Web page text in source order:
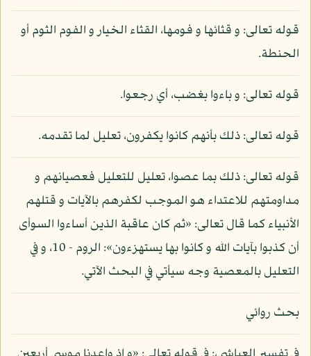
قوله تعالى: و قثائها و فومها، القثاء الخيار و الفوم الثوم أو
الحنطة.
قوله تعالى: و باءوا بغضب، أي رجعوا.
قوله تعالى: ذلك بأنهم كانوا يكفرون، تعليل لما تقدمه.
قوله تعالى: ذلك بما عصوا، تعليل للتعليل فعصيانهم و
مداومتهم للاعتداء هو الموجب لكفرهم بالآيات و قتلهم
الأنبياء كما قال تعالى: «ثم كان عاقبة الذين أساءوا السوأى
أن كذبوا بآيات الله و كانوا بها يستهزءون»: الروم - 10، و في
التعليل بالمعصية وجه سيأتي في البحث الآتي.
بحث روائي